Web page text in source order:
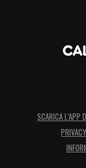
SCARICA L’APP